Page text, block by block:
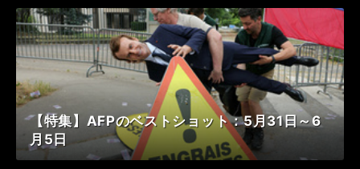
【特集】AFPのベストショット：5月31日～6
月5日